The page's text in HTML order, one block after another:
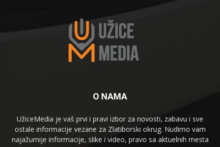
O NAMA
UžiceMedia je vaš prvi i pravi izbor za novosti, zabavu i sve
ostale informacije vezane za Zlatiborski okrug. Nudimo vam
najažurnije informacije, slike i video, pravo sa aktuelnih mesta